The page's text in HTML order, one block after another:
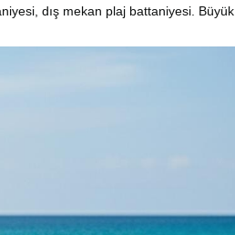
dış mekan plaj battaniyesi. Büyük